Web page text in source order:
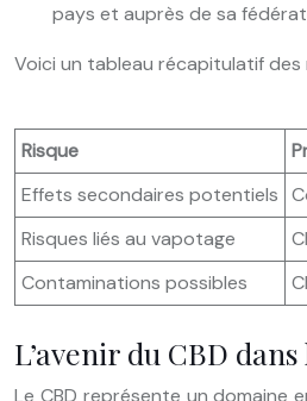
pays et auprès de sa
Voici un tableau récapitulatif
Risque
Effets secondaires potentiels
Risques liés au vapotage
Contaminations possibles
L’avenir du CBD